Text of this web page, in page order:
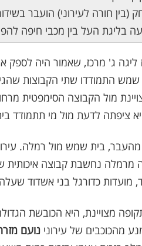
חורה לעירוני) הועבר
בליגת העל בין מכבי חיפה
ג' מרכז, שאמור היה
התמודדו שתי הקבוצות
מול הקבוצה הסימפטית
ציפתה לדעת מול מי תתמודד
בית שמש מול רמלה.
נחשבת קבוצה איכותית
מועדות כדורגל בני אשדוד
מהכוכבים של עירוני נועם